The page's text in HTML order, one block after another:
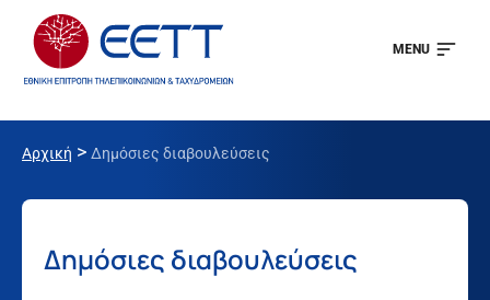
MENU
Αρχική > Δημόσιες διαβουλεύσεις
Δημόσιες διαβουλεύσεις